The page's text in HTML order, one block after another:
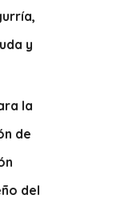
y
la
de
del